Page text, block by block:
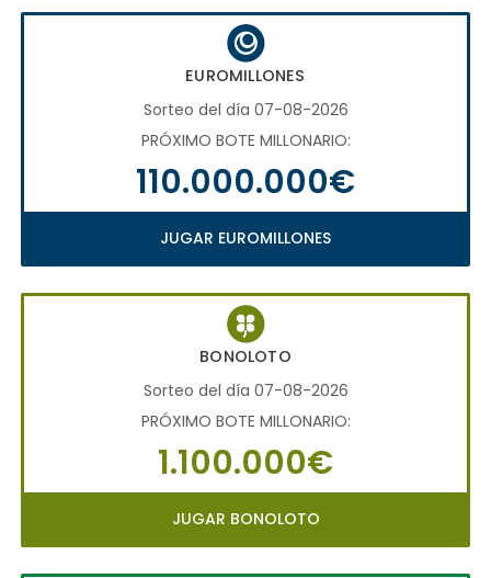
EUROMILLONES
Sorteo del día 07-08-2026
PRÓXIMO BOTE MILLONARIO:
110.000.000€
JUGAR EUROMILLONES
BONOLOTO
Sorteo del día 07-08-2026
PRÓXIMO BOTE MILLONARIO:
1.100.000€
JUGAR BONOLOTO